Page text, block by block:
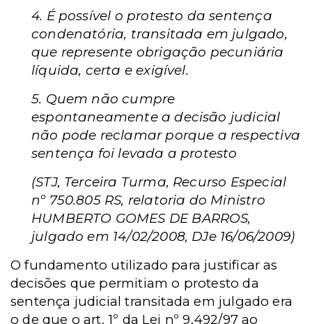
4. É possível o protesto da sentença
condenatória, transitada em julgado,
que represente obrigação pecuniária
líquida, certa e exigível.
5. Quem não cumpre
espontaneamente a decisão judicial
não pode reclamar porque a respectiva
sentença foi levada a protesto
(STJ, Terceira Turma, Recurso Especial
nº 750.805 RS, relatoria do Ministro
HUMBERTO GOMES DE BARROS,
julgado em 14/02/2008, DJe 16/06/2009)
O fundamento utilizado para justificar as
decisões que permitiam o protesto da
sentença judicial transitada em julgado era
o de que o art. 1º da Lei nº 9.492/97 ao